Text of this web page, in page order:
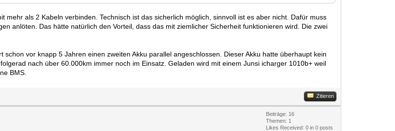
mehr als 2 Kabeln verbinden. Technisch ist das sicherlich möglich, sinnvoll ist es aber nicht. Dafür muss
anlöten. Das hätte natürlich den Vorteil, dass das mit ziemlicher Sicherheit funktionieren wird. Die zwei
vor knapp 5 Jahren einen zweiten Akku parallel angeschlossen. Dieser Akku hatte überhaupt kein
nach über 60.000km immer noch im Einsatz. Geladen wird mit einem Junsi icharger 1010b+ weil
BMS.
Zitieren
Beiträge: 16
Themen: 1
Likes Received:0 in 0 posts